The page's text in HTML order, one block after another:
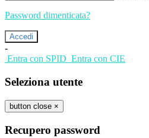
Password dimenticata?
-
Entra con SPID Entra con CIE
Seleziona utente
button close ×
Recupero password